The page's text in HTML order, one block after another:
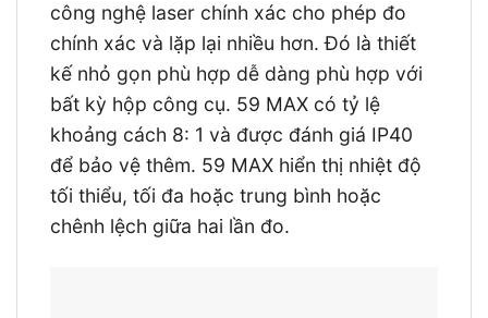
công nghệ laser chính xác cho phép đo
chính xác và lặp lại nhiều hơn. Đó là thiết
kế nhỏ gọn phù hợp dễ dàng phù hợp với
bất kỳ hộp công cụ. 59 MAX có tỷ lệ
khoảng cách 8: 1 và được đánh giá IP40
để bảo vệ thêm. 59 MAX hiển thị nhiệt độ
tối thiểu, tối đa hoặc trung bình hoặc
chênh lệch giữa hai lần đo.